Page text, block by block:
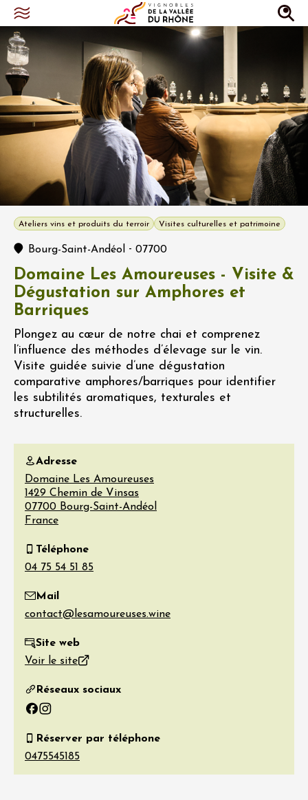
Ateliers vins et produits du terroir Visites culturelles et patrimoine
Bourg-Saint-Andéol - 07700
Domaine Les Amoureuses - Visite &
Dégustation sur Amphores et
Barriques
Plongez au cœur de notre chai et comprenez
l’influence des méthodes d’élevage sur le vin.
Visite guidée suivie d’une dégustation
comparative amphores/barriques pour identifier
les subtilités aromatiques, texturales et
structurelles.
Adresse
Domaine Les Amoureuses
1429 Chemin de Vinsas
07700 Bourg-Saint-Andéol
France
Téléphone
Mail
Site web
Voir le site
Réseaux sociaux
Facebook
Instagram
Réserver par téléphone